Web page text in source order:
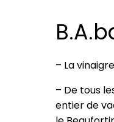
– La
– De tous
entier de